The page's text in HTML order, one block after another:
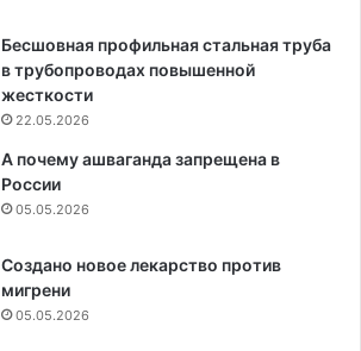
Бесшовная профильная стальная труба
в трубопроводах повышенной
жесткости
22.05.2026
А почему ашваганда запрещена в
России
05.05.2026
Создано новое лекарство против
мигрени
05.05.2026